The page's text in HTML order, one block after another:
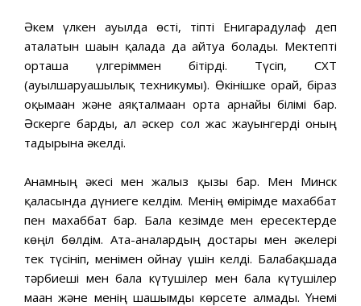
Әкем үлкен ауылда өсті, тіпті Енигарадулаф деп
аталатын шағын қалада да айтуға болады. Мектепті
орташа үлгеріммен бітірді. Түсіп, СХТ
(ауылшаруашылық техникумы). Өкінішке орай, біраз
оқымаған және аяқталмаған орта арнайы білімі бар.
Әскерге барды, ал әскер сол жас жауынгерді оның
тағдырына әкелді.
Анамның әкесі мен жалғыз қызы бар. Мен Минск
қаласында дүниеге келдім. Менің өмірімде махаббат
пен махаббат бар. Бала кезімде мен ересектерде
көңіл бөлдім. Ата-аналардың достары мен әкелері
тек түсініп, менімен ойнау үшін келді. Балабақшада
тәрбиеші мен бала күтушілер мен бала күтушілер
маған және менің шашымды көрсете алмады. Үнемі